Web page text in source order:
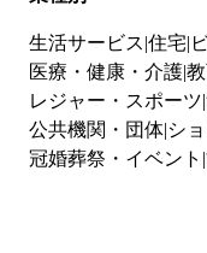
生活サービス 住宅
医療・健康・介護
レジャー・スポーツ
公共機関・団体 シ
冠婚葬祭・イベント